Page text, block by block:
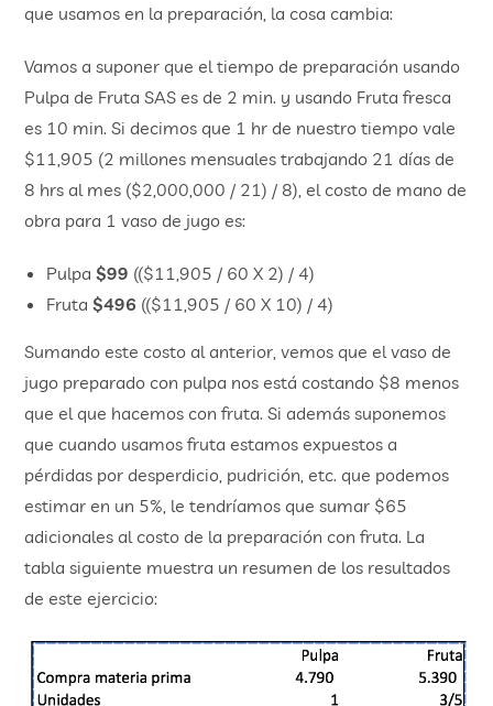
que usamos en la preparación, la cosa cambia:
Vamos a suponer que el tiempo de preparación usando
Pulpa de Fruta SAS es de 2 min. y usando Fruta fresca
es 10 min. Si decimos que 1 hr de nuestro tiempo vale
$11,905 (2 millones mensuales trabajando 21 días de
8 hrs al mes ($2,000,000 / 21) / 8), el costo de mano de
obra para 1 vaso de jugo es:
Pulpa$99 (($11,905 / 60 X 2) / 4)
Fruta$496 (($11,905 / 60 X 10) / 4)
Sumando este costo al anterior, vemos que el vaso de
jugo preparado con pulpa nos está costando $8 menos
que el que hacemos con fruta. Si además suponemos
que cuando usamos fruta estamos expuestos a
pérdidas por desperdicio, pudrición, etc. que podemos
estimar en un 5%, le tendríamos que sumar $65
adicionales al costo de la preparación con fruta. La
tabla siguiente muestra un resumen de los resultados
de este ejercicio: